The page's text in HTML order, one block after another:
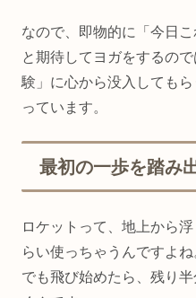
なので、即物的に「今日
と期待してヨガをするの
験」に心から没入しても
っています。
最初の一歩を踏み
ロケットって、地上から
らい使っちゃうんですよね
でも飛び始めたら、残り